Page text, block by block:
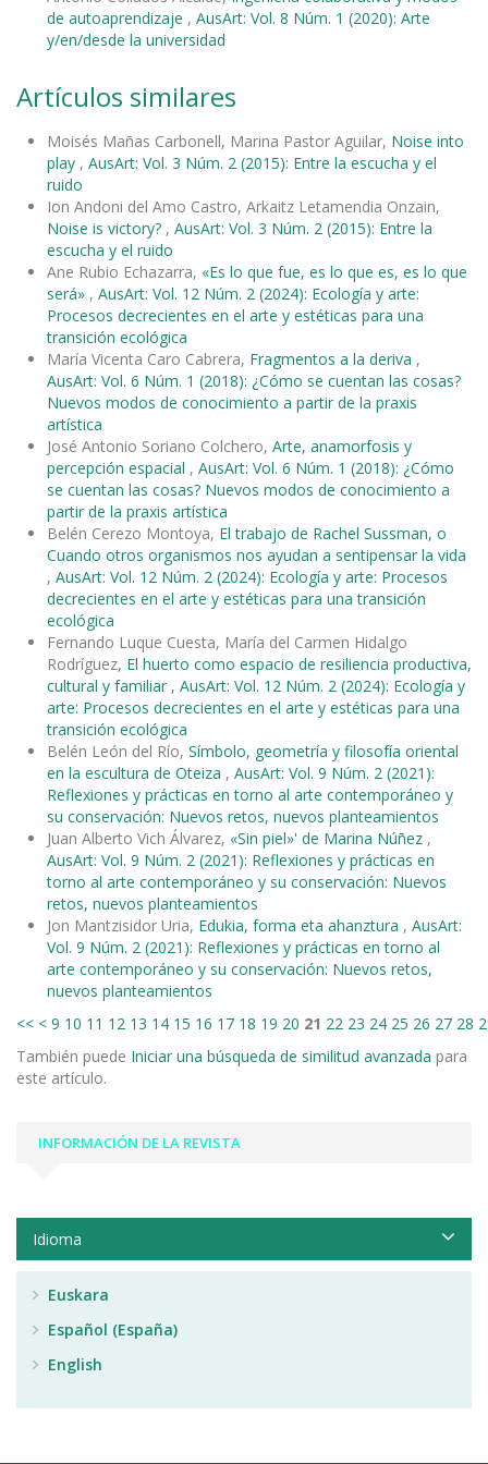
de autoaprendizaje , AusArt: Vol. 8 Núm. 1 (2020): Arte
y/en/desde la universidad
Artículos similares
Moisés Mañas Carbonell, Marina Pastor Aguilar, Noise into
play , AusArt: Vol. 3 Núm. 2 (2015): Entre la escucha y el
ruido
Ion Andoni del Amo Castro, Arkaitz Letamendia Onzain,
Noise is victory? , AusArt: Vol. 3 Núm. 2 (2015): Entre la
escucha y el ruido
Ane Rubio Echazarra, «Es lo que fue, es lo que es, es lo que
será» , AusArt: Vol. 12 Núm. 2 (2024): Ecología y arte:
Procesos decrecientes en el arte y estéticas para una
transición ecológica
María Vicenta Caro Cabrera, Fragmentos a la deriva ,
AusArt: Vol. 6 Núm. 1 (2018): ¿Cómo se cuentan las cosas?
Nuevos modos de conocimiento a partir de la praxis
artística
José Antonio Soriano Colchero, Arte, anamorfosis y
percepción espacial , AusArt: Vol. 6 Núm. 1 (2018): ¿Cómo
se cuentan las cosas? Nuevos modos de conocimiento a
partir de la praxis artística
Belén Cerezo Montoya, El trabajo de Rachel Sussman, o
Cuando otros organismos nos ayudan a sentipensar la vida
, AusArt: Vol. 12 Núm. 2 (2024): Ecología y arte: Procesos
decrecientes en el arte y estéticas para una transición
ecológica
Fernando Luque Cuesta, María del Carmen Hidalgo
Rodríguez, El huerto como espacio de resiliencia productiva,
cultural y familiar , AusArt: Vol. 12 Núm. 2 (2024): Ecología y
arte: Procesos decrecientes en el arte y estéticas para una
transición ecológica
Belén León del Río, Símbolo, geometría y filosofía oriental
en la escultura de Oteiza , AusArt: Vol. 9 Núm. 2 (2021):
Reflexiones y prácticas en torno al arte contemporáneo y
su conservación: Nuevos retos, nuevos planteamientos
Juan Alberto Vich Álvarez, «Sin piel»' de Marina Núñez ,
AusArt: Vol. 9 Núm. 2 (2021): Reflexiones y prácticas en
torno al arte contemporáneo y su conservación: Nuevos
retos, nuevos planteamientos
Jon Mantzisidor Uria, Edukia, forma eta ahanztura , AusArt:
Vol. 9 Núm. 2 (2021): Reflexiones y prácticas en torno al
arte contemporáneo y su conservación: Nuevos retos,
nuevos planteamientos
<< < 9 10 11 12 13 14 15 16 17 18 19 20 21 22 23 24 25 26 27 28
También puede Iniciar una búsqueda de similitud avanzada para
este artículo.
INFORMACIÓN DE LA REVISTA
Idioma
Euskara
Español (España)
English